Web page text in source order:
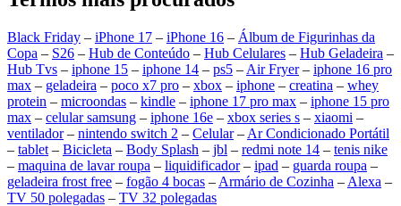
Black Friday – iPhone 17 – iPhone 16 – Álbum de Figurinhas da
Copa – S26 – Hub de Conteúdo – Hub Celulares – Hub Geladeira –
Hub Tvs – iphone 15 – iphone 14 – ps5 – Air Fryer– iphone 16 pro
max – geladeira – poco x7 pro – xbox – iphone – creatina – whey
protein – microondas – kindle – iphone 17 pro max – iphone 15 pro
max – celular samsung – iphone 16e – xbox series s – xiaomi –
ventilador– nintendo switch 2 – Celular– Ar Condicionado Portátil
– tablet – Bicicleta – Body Splash – jbl – redmi note 14 – tenis nike
– maquina de lavar roupa – liquidificador– ipad – guarda roupa –
geladeira frost free – fogão 4 bocas – Armário de Cozinha – Alexa –
TV 50 polegadas – TV 32 polegadas